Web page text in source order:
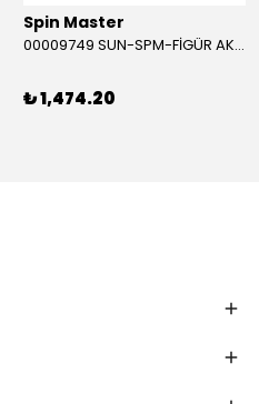
Spin Master
00009749 SUN-SPM-FİGÜR AKS. DORA MİKROFON YAĞMUR ORMANI RİTMİ (DORA) SESLİ
₺ 1,474.20